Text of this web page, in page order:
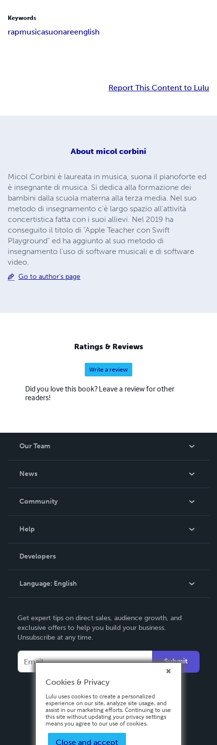
Keywords
rapmusicasuonareenglish
Report This Content to Lulu
About micol corbini
Micol Corbini è laureata in musica, suona il pianoforte ed
è insegnante di musica. Si dedica alla formazione dei
bambini dalla scuola materna alla terza media. Nel suo
metodo di insegnamento c'è largo spazio all'attività
concertistica fatta con i suoi allievi. Nel 2019 ha
conseguito il titolo di "Apple Teacher con Swift
Playground" ed ha aggiunto al suo metodo di
insegnamento l'uso di software musicali e di software
video.
Go to author's page
Ratings & Reviews
Write a review
Did you love this book? Leave a review for other
readers!
Our Team
News
In The News
Community
Podcast
Help
Order Lookup
Knowledge Base
Contact Support
Developers
Language: English
Deutsch
Français
Español
Get expert tips on direct sales, audience growth, and
exclusive offers to help you build your business.
Unsubscribe at any time.
Submit
Cookies & Privacy
Lulu uses cookies to create a personalized
experience on our site, analyze site usage, and
assist in our marketing efforts. Continuing to use
this site without updating your privacy settings
means you agree to our use of cookies.
Close and accept